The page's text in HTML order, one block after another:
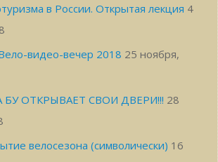
в России. Открытая лекция 4
видео-вечер 2018 25 ноября,
ОТКРЫВАЕТ СВОИ ДВЕРИ!!! 28
велосезона (символически) 16